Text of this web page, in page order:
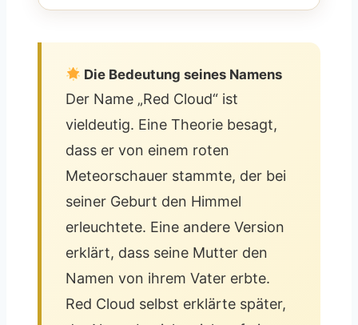
Die Bedeutung seines Namens
Der Name „Red Cloud“ ist
vieldeutig. Eine Theorie besagt,
dass er von einem roten
Meteorschauer stammte, der bei
seiner Geburt den Himmel
erleuchtete. Eine andere Version
erklärt, dass seine Mutter den
Namen von ihrem Vater erbte.
Red Cloud selbst erklärte später,